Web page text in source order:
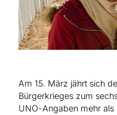
Am 15. März jährt sich
Bürgerkrieges zum
UNO-Angaben mehr als